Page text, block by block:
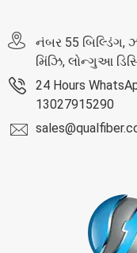
નંબર 55 બિલ્ડિંગ,
મિંઝિ, લોન્ગુઆ
24 Hours
13027915290